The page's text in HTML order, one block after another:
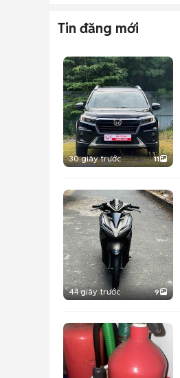
Tin đăng mới
30 giây trước 11
44 giây trước 9